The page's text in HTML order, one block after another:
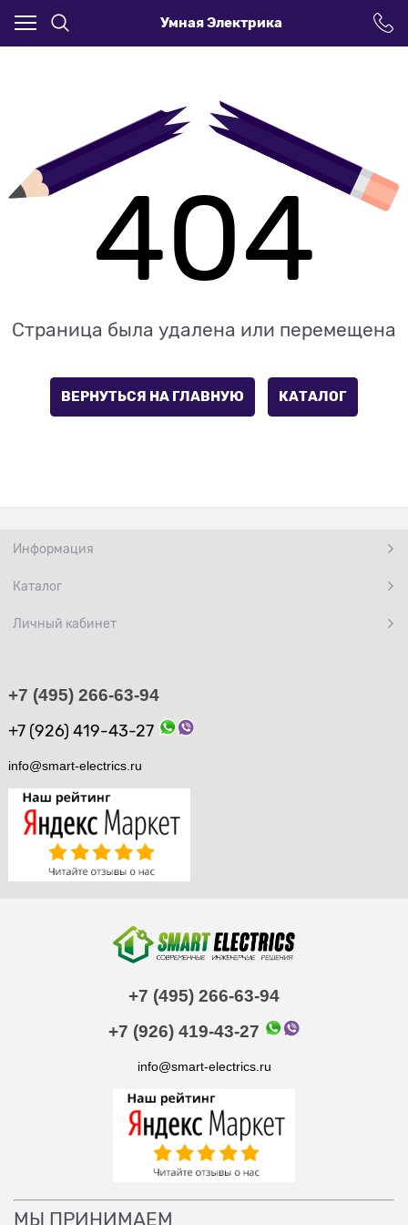
Умная Электрика
404
Страница была удалена или перемещена
ВЕРНУТЬСЯ НА ГЛАВНУЮ КАТАЛОГ
Информация
Каталог
Личный кабинет
+7 (495) 266-63-94
+7 (926) 419-43-27
info@smart-electrics.ru
+7 (495) 266-63-94
+7 (926) 419-43-27
info@smart-electrics.ru
МЫ ПРИНИМАЕМ